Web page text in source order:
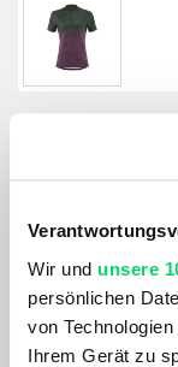
Wir und unsere
persönlichen
von
Ihrem Gerät zu
Löffler
Größe:
GRÖSSE
Farbe: